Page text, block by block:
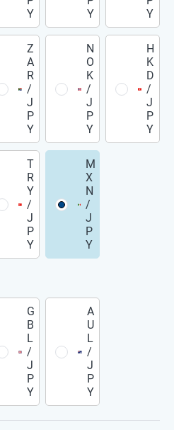
Y
Y
Y
Z
A
R
/
J
P
Y
N
O
K
/
J
P
Y
H
K
D
/
J
P
Y
T
R
Y
/
J
P
Y
M
X
N
/
J
P
Y
G
B
L
/
J
P
Y
A
U
L
/
J
P
Y